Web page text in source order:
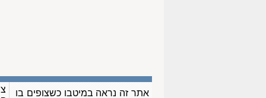
אתר זה נראה במיטבו כשצופים בו